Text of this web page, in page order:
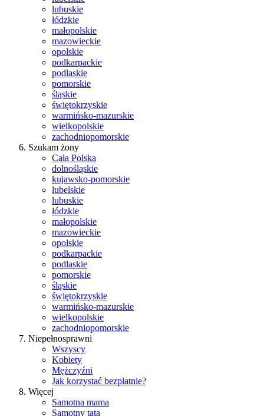
lubuskie
łódzkie
małopolskie
mazowieckie
opolskie
podkarpackie
podlaskie
pomorskie
śląskie
świętokrzyskie
warmińsko-mazurskie
wielkopolskie
zachodniopomorskie
Szukam żony
Cała Polska
dolnośląskie
kujawsko-pomorskie
lubelskie
lubuskie
łódzkie
małopolskie
mazowieckie
opolskie
podkarpackie
podlaskie
pomorskie
śląskie
świętokrzyskie
warmińsko-mazurskie
wielkopolskie
zachodniopomorskie
Niepełnosprawni
Wszyscy
Kobiety
Mężczyźni
Jak korzystać bezpłatnie?
Więcej
Samotna mama
Samotny tata